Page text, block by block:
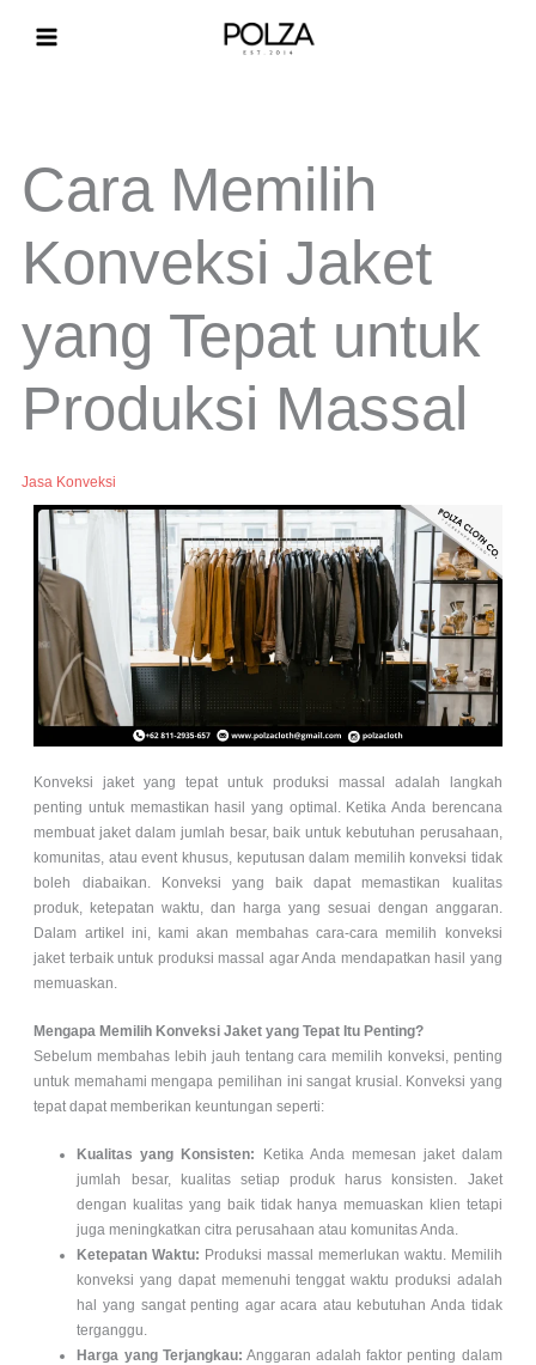
Cara Memilih
Konveksi Jaket
yang Tepat untuk
Produksi Massal
Jasa Konveksi
Konveksi jaket yang tepat untuk produksi massal adalah langkah
penting untuk memastikan hasil yang optimal. Ketika Anda berencana
membuat jaket dalam jumlah besar, baik untuk kebutuhan perusahaan,
komunitas, atau event khusus, keputusan dalam memilih konveksi tidak
boleh diabaikan. Konveksi yang baik dapat memastikan kualitas
produk, ketepatan waktu, dan harga yang sesuai dengan anggaran.
Dalam artikel ini, kami akan membahas cara-cara memilih konveksi
jaket terbaik untuk produksi massal agar Anda mendapatkan hasil yang
memuaskan.
Mengapa Memilih Konveksi Jaket yang Tepat Itu Penting?
Sebelum membahas lebih jauh tentang cara memilih konveksi, penting
untuk memahami mengapa pemilihan ini sangat krusial. Konveksi yang
tepat dapat memberikan keuntungan seperti:
Kualitas yang Konsisten:
Ketika Anda memesan jaket dalam
jumlah besar, kualitas setiap produk harus konsisten. Jaket
dengan kualitas yang baik tidak hanya memuaskan klien tetapi
juga meningkatkan citra perusahaan atau komunitas Anda.
Ketepatan Waktu: Produksi massal memerlukan waktu. Memilih
konveksi yang dapat memenuhi tenggat waktu produksi adalah
hal yang sangat penting agar acara atau kebutuhan Anda tidak
terganggu.
Harga yang Terjangkau: Anggaran adalah faktor penting dalam